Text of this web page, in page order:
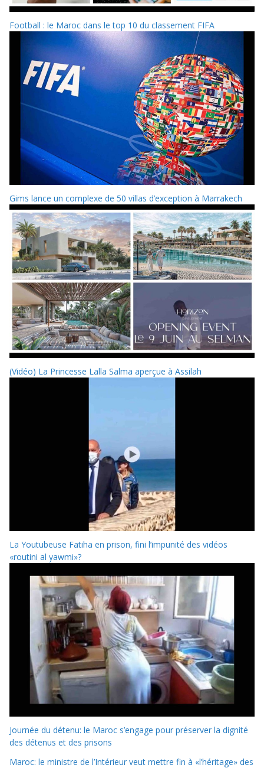
Football : le Maroc dans le top 10 du classement FIFA
Gims lance un complexe de 50 villas d’exception à Marrakech
(Vidéo) La Princesse Lalla Salma aperçue à Assilah
La Youtubeuse Fatiha en prison, fini l’impunité des vidéos
«routini al yawmi»?
Journée du détenu: le Maroc s’engage pour préserver la dignité
des détenus et des prisons
Maroc: le ministre de l’Intérieur veut mettre fin à «l’héritage» des